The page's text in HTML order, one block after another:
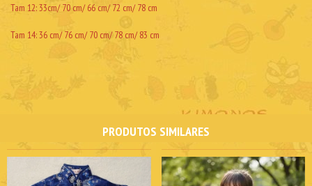
Tam 12: 33cm/ 70 cm/ 66 cm/ 72 cm/ 78 cm
Tam 14: 36 cm/ 76 cm/ 70 cm/ 78 cm/ 83 cm
PRODUTOS SIMILARES